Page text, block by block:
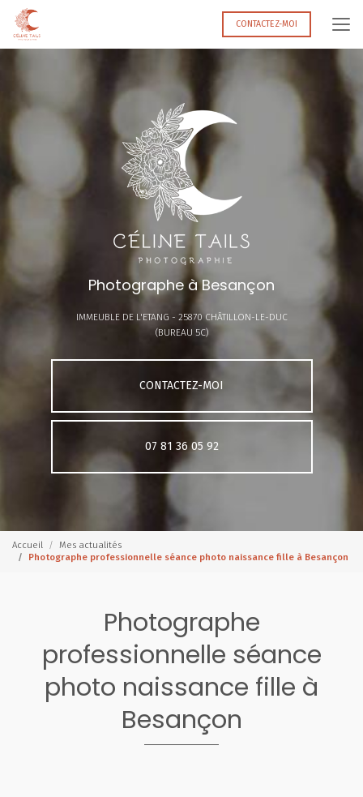
Aller
contenu
CONTACTEZ-MOI
Photographe à Besançon
IMMEUBLE DE L'ETANG - 25870 CHÂTILLON-LE-DUC
(BUREAU 5C)
CONTACTEZ-MOI
07 81 36 05 92
Accueil
Mes actualités
Photographe professionnelle séance photo naissance fille à Besançon
Photographe
professionnelle séance
photo naissance fille à
Besançon